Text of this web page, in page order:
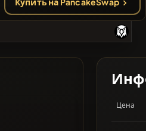
Статья ❌Нет
Цена